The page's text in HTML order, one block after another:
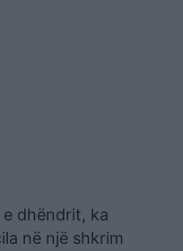
dhëndrit, ka
në një shkrim